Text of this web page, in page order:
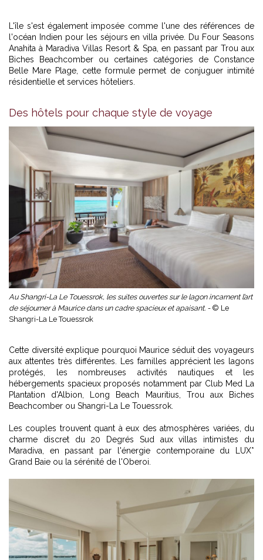
L'île s'est également imposée comme l'une des références de
l'océan Indien pour les séjours en villa privée. Du Four Seasons
Anahita à Maradiva Villas Resort & Spa, en passant par Trou aux
Biches Beachcomber ou certaines catégories de Constance
Belle Mare Plage, cette formule permet de conjuguer intimité
résidentielle et services hôteliers.
Des hôtels pour chaque style de voyage
Au Shangri-La Le Touessrok, les suites ouvertes sur le lagon incarnent l’art
de séjourner à Maurice dans un cadre spacieux et apaisant. - © Le
Shangri-La Le Touessrok
Cette diversité explique pourquoi Maurice séduit des voyageurs
aux attentes très différentes. Les familles apprécient les lagons
protégés, les nombreuses activités nautiques et les
hébergements spacieux proposés notamment par Club Med La
Plantation d'Albion, Long Beach Mauritius, Trou aux Biches
Beachcomber ou Shangri-La Le Touessrok.
Les couples trouvent quant à eux des atmosphères variées, du
charme discret du 20 Degrés Sud aux villas intimistes du
Maradiva, en passant par l'énergie contemporaine du LUX*
Grand Baie ou la sérénité de l'Oberoi.